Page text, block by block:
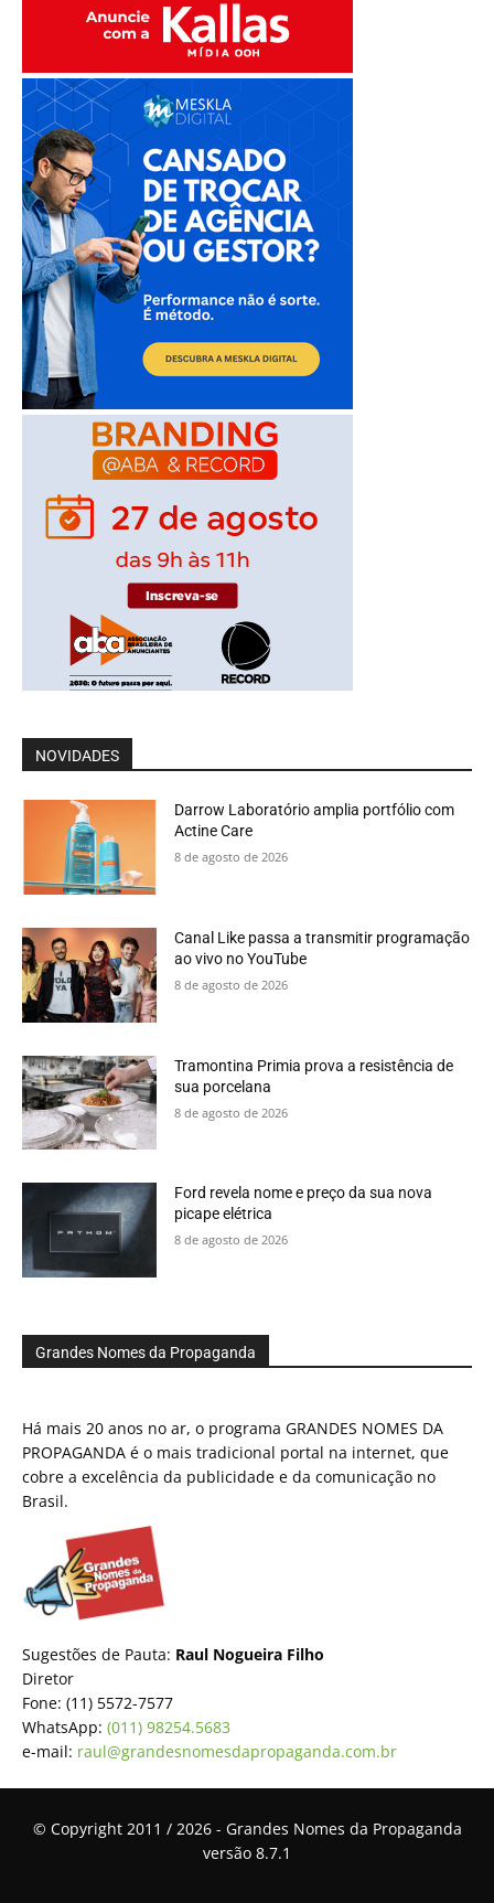
NOVIDADES
Darrow Laboratório amplia portfólio com
Actine Care
8 de agosto de 2026
Canal Like passa a transmitir programação
ao vivo no YouTube
8 de agosto de 2026
Tramontina Primia prova a resistência de
sua porcelana
8 de agosto de 2026
Ford revela nome e preço da sua nova
picape elétrica
8 de agosto de 2026
Grandes Nomes da Propaganda
Há mais 20 anos no ar, o programa GRANDES NOMES DA
PROPAGANDA é o mais tradicional portal na internet, que
cobre a excelência da publicidade e da comunicação no
Brasil.
Sugestões de Pauta: Raul Nogueira Filho
Diretor
Fone: (11) 5572-7577
WhatsApp: (011) 98254.5683
e-mail: raul@grandesnomesdapropaganda.com.br
© Copyright 2011 / 2026 - Grandes Nomes da Propaganda
versão 8.7.1